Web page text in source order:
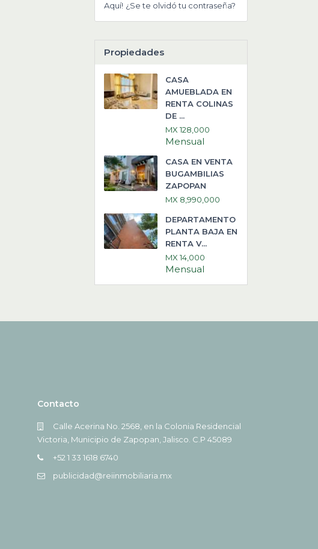
Aquí! ¿Se te olvidó tu contraseña?
Propiedades
CASA
AMUEBLADA EN
RENTA COLINAS
DE ...
MX 128,000
Mensual
CASA EN VENTA
BUGAMBILIAS
ZAPOPAN
MX 8,990,000
DEPARTAMENTO
PLANTA BAJA EN
RENTA V...
MX 14,000
Mensual
Contacto
Calle Acerina No. 2568, en la Colonia Residencial
Victoria, Municipio de Zapopan, Jalisco. C.P 45089
+52 1 33 1618 6740
publicidad@reiinmobiliaria.mx